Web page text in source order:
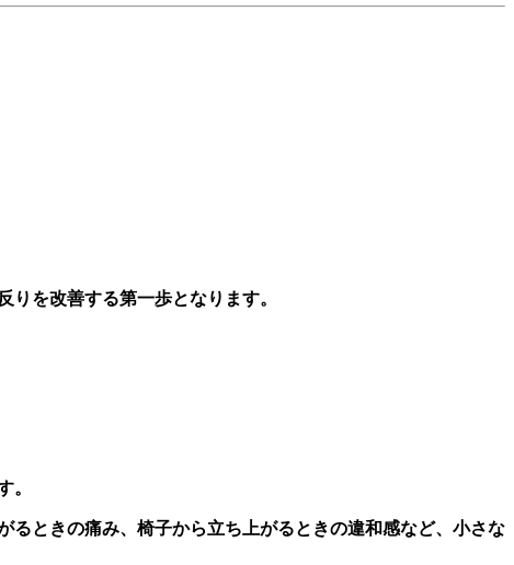
を改善する第一歩となります。
。
ときの痛み、椅子から立ち上がるときの違和感など、小さな